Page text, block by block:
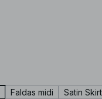
Faldas midi Satin